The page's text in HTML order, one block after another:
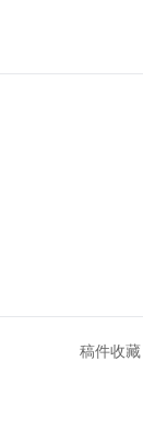
稿件收藏